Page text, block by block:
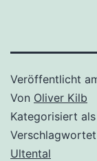
Veröffentlicht
Von Oliver Kilb
Kategorisiert als
Ultental